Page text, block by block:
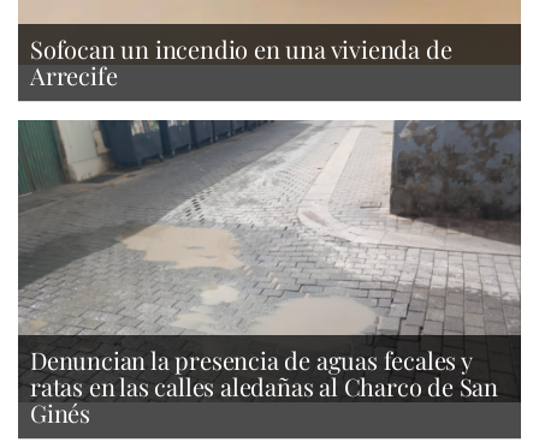
Sofocan un incendio en una vivienda de
Arrecife
Denuncian la presencia de aguas fecales y
ratas en las calles aledañas al Charco de San
Ginés